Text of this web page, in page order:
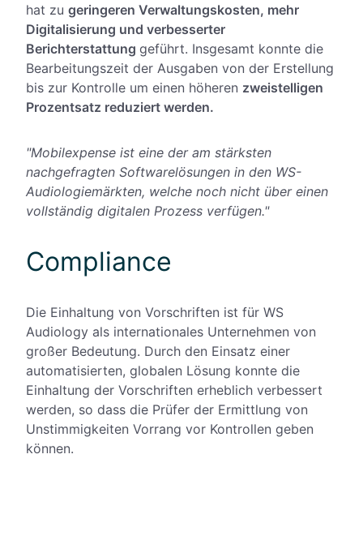
hat zu geringeren Verwaltungskosten, mehr
Digitalisierung und verbesserter
Berichterstattung geführt. Insgesamt konnte die
Bearbeitungszeit der Ausgaben von der Erstellung
bis zur Kontrolle um einen höheren zweistelligen
Prozentsatz reduziert werden.
"Mobilexpense ist eine der am stärksten
nachgefragten Softwarelösungen in den WS-
Audiologiemärkten, welche noch nicht über einen
vollständig digitalen Prozess verfügen."
Compliance
Die Einhaltung von Vorschriften ist für WS
Audiology als internationales Unternehmen von
großer Bedeutung. Durch den Einsatz einer
automatisierten, globalen Lösung konnte die
Einhaltung der Vorschriften erheblich verbessert
werden, so dass die Prüfer der Ermittlung von
Unstimmigkeiten Vorrang vor Kontrollen geben
können.